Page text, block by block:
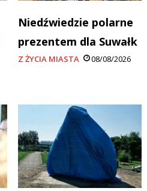
Niedźwiedzie polarne
prezentem dla Suwałk
Z ŻYCIA MIASTA 08/08/2026